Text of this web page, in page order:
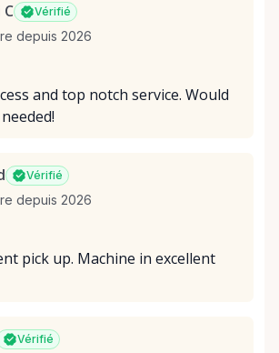
C Vérifié
depuis 2026
and top notch service. Would
Vérifié
depuis 2026
pick up. Machine in excellent
Vérifié